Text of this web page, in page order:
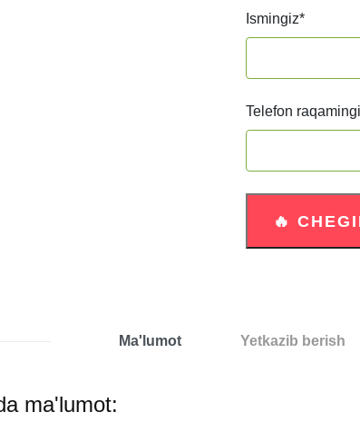
Ismingiz*
Telefon
Ma'lumot Yetkazib berish
ma'lumot: